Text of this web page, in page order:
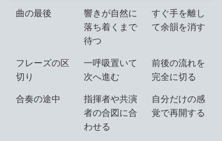
曲の最後
響きが自然に
落ち着くまで
待つ
すぐ手を離し
て余韻を消す
フレーズの区
切り
一呼吸置いて
次へ進む
前後の流れを
完全に切る
合奏の途中
指揮者や共演
者の合図に合
わせる
自分だけの感
覚で再開する